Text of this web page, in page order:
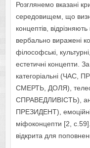
Розглянемо вказані
середовищем, що
концептів,
вербально виражені
філософські,
естетичні концепти.
категоріальні (ЧАС,
СМЕРТЬ, ДОЛЯ),
СПРАВЕДЛИВІСТЬ),
ПРЕЗИДЕНТ),
міфоконцепти [2,
відкрита для